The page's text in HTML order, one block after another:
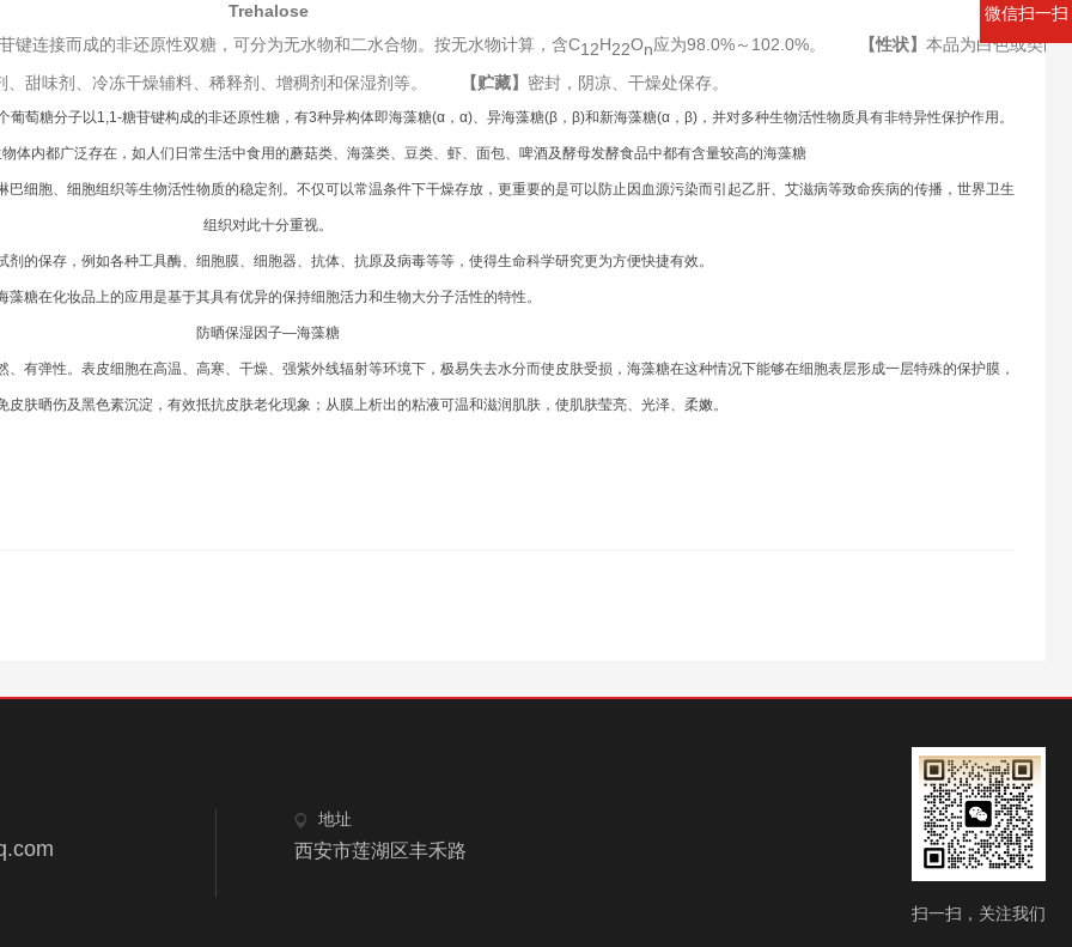
Trehalose
键连接而成的非还原性双糖，可分为无水物和二水合物。按无水物计算，含C12H22On应为98.0%～102.0%。 【性状】 本品为白色或类白
、甜味剂、冷冻干燥辅料、稀释剂、增稠剂和保湿剂等。
【贮藏】 密封，阴凉、干燥处保存。
萄糖分子以1,1-糖苷键构成的非还原性糖，有3种异构体即海藻糖(α，α)、异海藻糖(β，β)和新海藻糖(α，β)，并对多种生物活性物质具有非特异性保护作用。
体内都广泛存在，如人们日常生活中食用的蘑菇类、海藻类、豆类、虾、面包、啤酒及酵母发酵食品中都有含量较高的海藻糖
细胞、细胞组织等生物活性物质的稳定剂。不仅可以常温条件下干燥存放，更重要的是可以防止因血源污染而引起乙肝、艾滋病等致命疾病的传播，世界卫生
组织对此十分重视。
剂的保存，例如各种工具酶、细胞膜、细胞器、抗体、抗原及病毒等等，使得生命科学研究更为方便快捷有效。
藻糖在化妆品上的应用是基于其具有优异的保持细胞活力和生物大分子活性的特性。
防晒保湿因子—海藻糖
有弹性。表皮细胞在高温、高寒、干燥、强紫外线辐射等环境下，极易失去水分而使皮肤受损，海藻糖在这种情况下能够在细胞表层形成一层特殊的保护膜，
皮肤晒伤及黑色素沉淀，有效抵抗皮肤老化现象；从膜上析出的粘液可温和滋润肌肤，使肌肤莹亮、光泽、柔嫩。
地址
西安市莲湖区丰禾路
扫一扫，关注我们
微信扫一扫